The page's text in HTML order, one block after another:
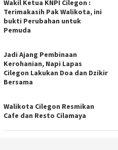
Wakil Ketua KNPI Cilegon :
Terimakasih Pak Walikota, ini
bukti Perubahan untuk
Pemuda
Jadi Ajang Pembinaan
Kerohanian, Napi Lapas
Cilegon Lakukan Doa dan Dzikir
Bersama
Walikota Cilegon Resmikan
Cafe dan Resto Cilamaya